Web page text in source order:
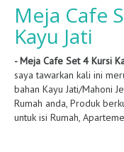
Meja Cafe
Kayu Jati
- Meja Cafe Set 4 Kursi
saya tawarkan kali ini
bahan Kayu Jati/Mahoni
Rumah anda, Produk
untuk isi Rumah,